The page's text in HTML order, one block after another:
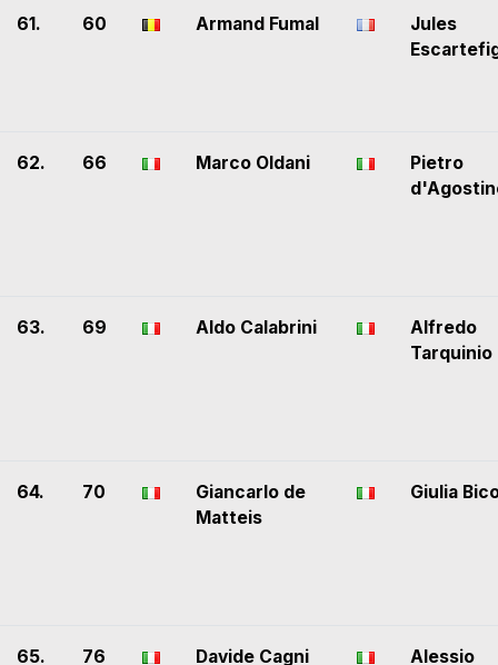
61. 60 Armand Fumal
Jules
62. 66 Marco Oldani
Pietro
63. 69 Aldo Calabrini
Alfredo
Tarquinio
64. 70
Giancarlo de
Matteis
Giulia
65. 76 Davide Cagni
Alessio